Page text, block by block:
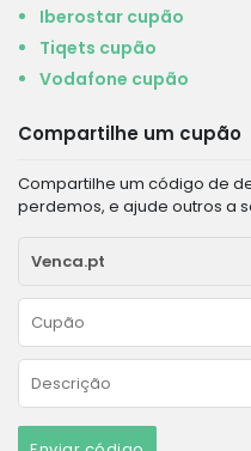
Iberostar cupão
Tiqets cupão
Vodafone cupão
Compartilhe um cupão
Compartilhe um código de
perdemos, e ajude outros a